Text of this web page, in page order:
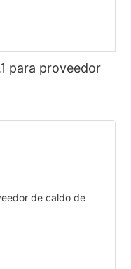
para proveedor